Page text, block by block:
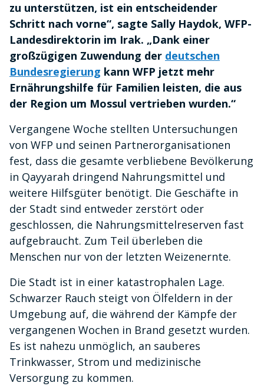
zu unterstützen, ist ein entscheidender
Schritt nach vorne“, sagte Sally Haydok, WFP-
Landesdirektorin im Irak. „Dank einer
großzügigen Zuwendung der deutschen
Bundesregierung kann WFP jetzt mehr
Ernährungshilfe für Familien leisten, die aus
der Region um Mossul vertrieben wurden.“
Vergangene Woche stellten Untersuchungen
von WFP und seinen Partnerorganisationen
fest, dass die gesamte verbliebene Bevölkerung
in Qayyarah dringend Nahrungsmittel und
weitere Hilfsgüter benötigt. Die Geschäfte in
der Stadt sind entweder zerstört oder
geschlossen, die Nahrungsmittelreserven fast
aufgebraucht. Zum Teil überleben die
Menschen nur von der letzten Weizenernte.
Die Stadt ist in einer katastrophalen Lage.
Schwarzer Rauch steigt von Ölfeldern in der
Umgebung auf, die während der Kämpfe der
vergangenen Wochen in Brand gesetzt wurden.
Es ist nahezu unmöglich, an sauberes
Trinkwasser, Strom und medizinische
Versorgung zu kommen.